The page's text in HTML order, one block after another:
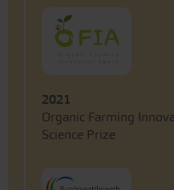
2021
Organic Farming
Science Prize